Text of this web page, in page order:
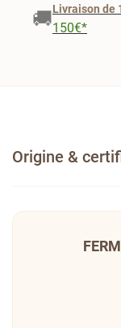
🚚Livraison de
150€*
Origine &